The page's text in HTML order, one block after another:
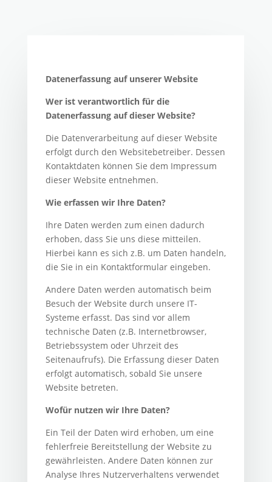
Datenerfassung auf unserer Website
Wer ist verantwortlich für die
Datenerfassung auf dieser Website?
Die Datenverarbeitung auf dieser Website
erfolgt durch den Websitebetreiber. Dessen
Kontaktdaten können Sie dem Impressum
dieser Website entnehmen.
Wie erfassen wir Ihre Daten?
Ihre Daten werden zum einen dadurch
erhoben, dass Sie uns diese mitteilen.
Hierbei kann es sich z.B. um Daten handeln,
die Sie in ein Kontaktformular eingeben.
Andere Daten werden automatisch beim
Besuch der Website durch unsere IT-
Systeme erfasst. Das sind vor allem
technische Daten (z.B. Internetbrowser,
Betriebssystem oder Uhrzeit des
Seitenaufrufs). Die Erfassung dieser Daten
erfolgt automatisch, sobald Sie unsere
Website betreten.
Wofür nutzen wir Ihre Daten?
Ein Teil der Daten wird erhoben, um eine
fehlerfreie Bereitstellung der Website zu
gewährleisten. Andere Daten können zur
Analyse Ihres Nutzerverhaltens verwendet